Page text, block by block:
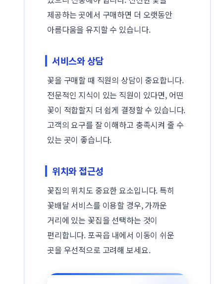
제공하는 곳에서 구매하면 더 오랫동안
아름다움을 유지할 수 있습니다.
서비스와 상담
꽃을 구매할 때 직원의 상담이 중요합니다.
전문적인 지식이 있는 직원이 있다면, 어떤
꽃이 적합할지 더 쉽게 결정할 수 있습니다.
고객의 요구를 잘 이해하고 충족시켜 줄 수
있는 곳이 좋습니다.
위치와 접근성
꽃집의 위치도 중요한 요소입니다. 특히
꽃배달 서비스를 이용할 경우, 가까운
거리에 있는 꽃집을 선택하는 것이
편리합니다. 포곡읍 내에서 이동이 쉬운
곳을 우선적으로 고려해 보세요.